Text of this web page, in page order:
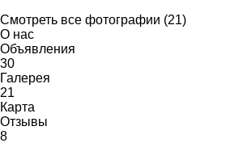
Смотреть все фотографии (21)
О нас
Объявления
30
Галерея
21
Карта
Отзывы
8